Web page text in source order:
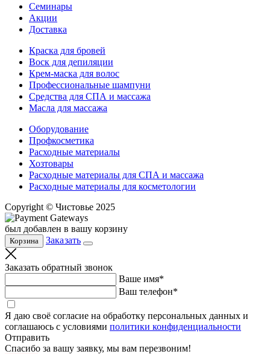
Семинары
Акции
Доставка
Краска для бровей
Воск для депиляции
Крем-маска для волос
Профессиональные шампуни
Средства для СПА и массажа
Масла для массажа
Оборудование
Профкосметика
Расходные материалы
Хозтовары
Расходные материалы для СПА и массажа
Расходные материалы для косметологии
Copyright © Чистовье 2025
был добавлен в вашу корзину
Корзина Заказать
Заказать обратный звонок
Ваше имя*
Ваш телефон*
Я даю своё согласие на обработку персональных данных и
соглашаюсь с условиями политики конфиденциальности
Отправить
Спасибо за вашу заявку, мы вам перезвоним!